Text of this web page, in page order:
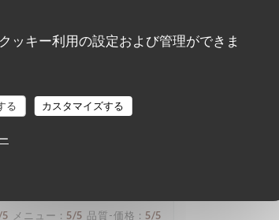
ッキー利用の設定および管理ができま
る カスタマイズする
メニュー : 5/5 品質-価格 : 5/5